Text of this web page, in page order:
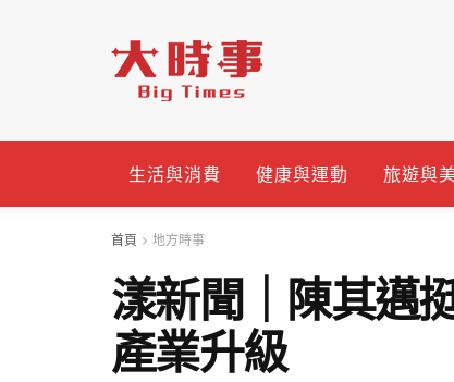
生活與消費 健康與運動 旅遊與
首頁 地方時事
漾新聞｜陳其邁
產業升級